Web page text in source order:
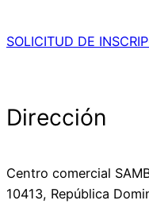
SOLICITUD DE
Dirección
Centro comercial
10413, República